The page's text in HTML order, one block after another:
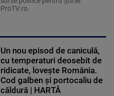
ProTV.ro.
Un nou episod de caniculă,
cu temperaturi deosebit de
ridicate, lovește România.
Cod galben și portocaliu de
căldură | HARTĂ